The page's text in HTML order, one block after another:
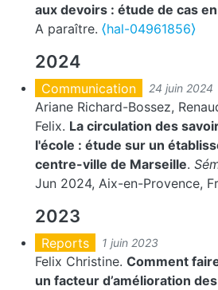
aux devoirs : étude de cas
A paraître. ⟨hal-04961856⟩
2024
Communication 24 juin 2024
Ariane Richard-Bossez,
Felix. La circulation des
l'école : étude sur un
centre-ville de Marseille.
Jun 2024, Aix-en-Provence,
2023
Reports 1 juin 2023
Felix Christine. Comment
un facteur d’amélioration